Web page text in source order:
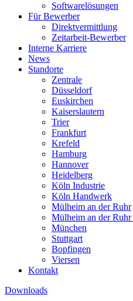
Softwarelösungen
Für Bewerber
Direktvermittlung
Zeitarbeit-Bewerber
Interne Karriere
News
Standorte
Zentrale
Düsseldorf
Euskirchen
Kaiserslautern
Trier
Frankfurt
Krefeld
Hamburg
Hannover
Heidelberg
Köln Industrie
Köln Handwerk
Mülheim an der Ruhr
Mülheim an der
München
Stuttgart
Bopfingen
Viersen
Kontakt
Downloads